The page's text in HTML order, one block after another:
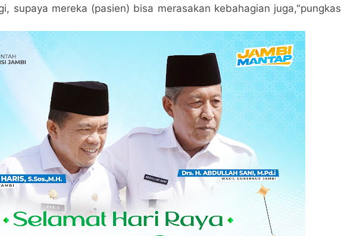
supaya mereka (pasien) bisa merasakan kebahagian juga,"pungkas